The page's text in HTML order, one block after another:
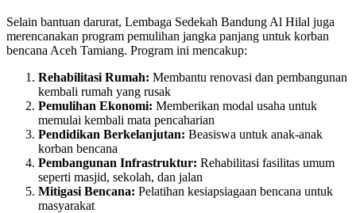
Selain bantuan darurat, Lembaga Sedekah Bandung Al Hilal juga
merencanakan program pemulihan jangka panjang untuk korban
bencana Aceh Tamiang. Program ini mencakup:
Rehabilitasi Rumah: Membantu renovasi dan pembangunan
kembali rumah yang rusak
Pemulihan Ekonomi: Memberikan modal usaha untuk
memulai kembali mata pencaharian
Pendidikan Berkelanjutan: Beasiswa untuk anak-anak
korban bencana
Pembangunan Infrastruktur: Rehabilitasi fasilitas umum
seperti masjid, sekolah, dan jalan
Mitigasi Bencana: Pelatihan kesiapsiagaan bencana untuk
masyarakat